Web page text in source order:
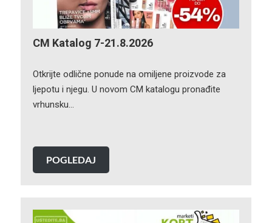
CM Katalog 7-21.8.2026
Otkrijte odlične ponude na omiljene proizvode za
ljepotu i njegu. U novom CM katalogu pronađite
vrhunsku…
POGLEDAJ